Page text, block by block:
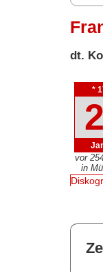
dt.
*
vor
in